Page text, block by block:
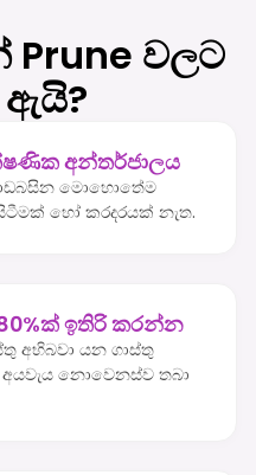
වලට
අන්තර්ජාලය
මොහොතේම
හෝ කරදරයක් නැත.
ඉතිරි කරන්න
අභිබවා යන ගාස්තු
නොවෙනස්ව තබා